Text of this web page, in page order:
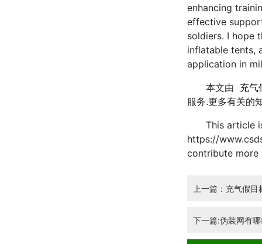
enhancing
effective
soldiers. I hope
inflatable tents,
application in
本文由 充
服务.更多有关的
This article is
https://
contribute more
上一篇：充气假
下一篇:伪装网有